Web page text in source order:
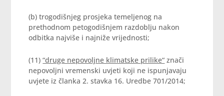
(b) trogodišnjeg prosjeka temeljenog na
prethodnom petogodišnjem razdoblju nakon
odbitka najviše i najniže vrijednosti;
(11)“druge nepovoljne klimatske prilike“ znači
nepovoljni vremenski uvjeti koji ne ispunjavaju
uvjete iz članka 2. stavka 16. Uredbe 701/2014;